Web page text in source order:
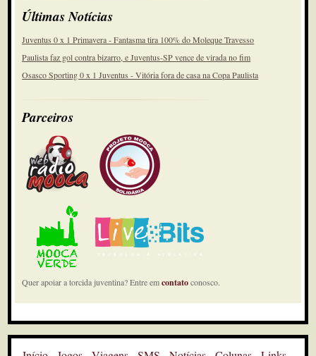
Últimas Notícias
Juventus 0 x 1 Primavera - Fantasma tira 100% do Moleque Travesso
Paulista faz gol contra bizarro, e Juventus-SP vence de virada no fim
Osasco Sporting 0 x 1 Juventus - Vitória fora de casa na Copa Paulista
Parceiros
Quer apoiar a torcida juventina? Entre emcontatoconosco.